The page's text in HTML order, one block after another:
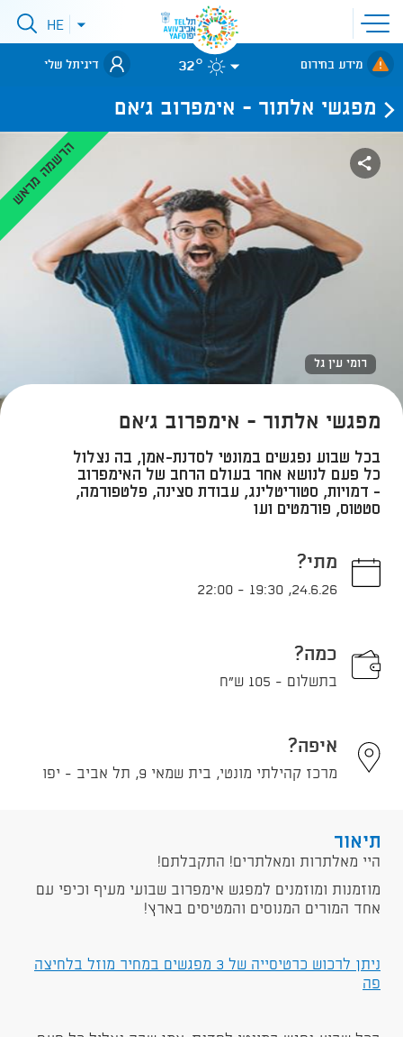
פתיחת
תפריט
אתר
לאתר עיריית
תל-אביב
פתיחתHE
מידע בחירום 32° דיגיתל שלי
מפגשי אלתור - אימפרוב ג'אם
רומי עין גל
הרשמה מראש
מפגשי אלתור - אימפרוב ג'אם
בכל שבוע נפגשים במונטי לסדנת-אמן, בה נצלול
כל פעם לנושא אחר בעולם הרחב של האימפרוב
- דמויות, סטוריטלינג, עבודת סצינה, פלטפורמה,
סטטוס, פורמטים ועו
מתי?
24.6.26
,
19:30
-
22:00
כמה?
בתשלום - 105 ש"ח
איפה?
מרכז קהילתי מונטי, בית שמאי 9, תל אביב - יפו
תיאור
היי מאלתרות ומאלתרים! התקבלתם!
מוזמנות ומוזמנים למפגש אימפרוב שבועי מעיף וכיפי עם
אחד המורים המנוסים והמטיסים בארץ!
ניתן לרכוש כרטיסייה של 3 מפגשים במחיר מוזל בלחיצה
פה